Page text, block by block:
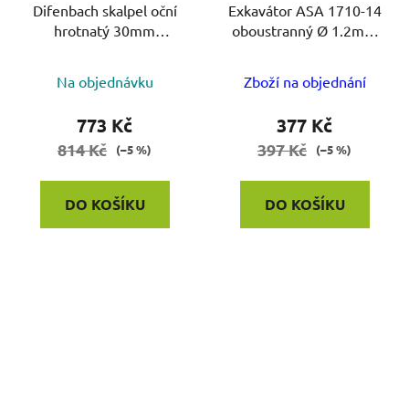
Difenbach skalpel oční
hrotnatý 30mm
Na objednávku
773 Kč
814 Kč (–5 %)
DO KOŠÍKU
Exkavátor ASA 1710-14
oboustranný Ø 1.2mm
Zboží na objednání
377 Kč
397 Kč (–5 %)
DO KOŠÍKU